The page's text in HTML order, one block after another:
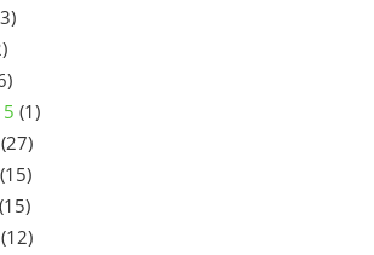
(1)
(27)
(15)
(15)
(12)